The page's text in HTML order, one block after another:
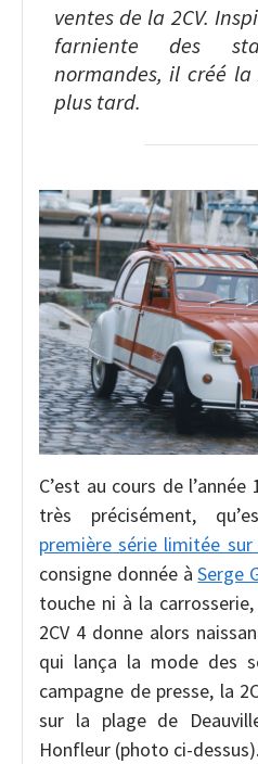
ventes de la 2CV.
farniente des
normandes, il créé la
plus tard.
C’est au cours de
très précisément,
première série limitée sur
consigne donnée àSerge
touche ni à la
2CV 4 donne alors
qui lança la mode des
campagne de presse, la
sur la plage de
Honfleur (photo ci-dessus).